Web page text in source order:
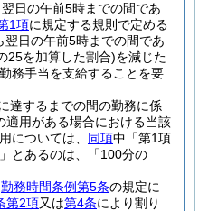
日の午前5時までの間であ
1項に規定する規則で定める
日の午前5時までの間であ
25を加算した割合)を減じた
務手当を支給することを要
達するまでの間の勤務に係
適用がある場合における当該
については、 同項中「第1項
とあるのは、「100分の
勤務時間条例第5条の規定に
第2項又は第4条により割り